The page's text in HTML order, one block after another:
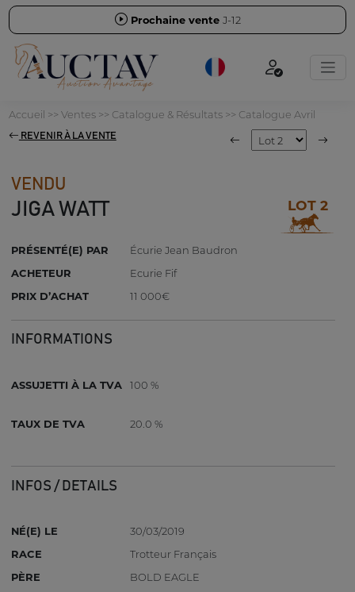
Prochaine vente J-12
Accueil >> Ventes>> Catalogue & Résultats>> Catalogue Avril
REVENIR À LA VENTE
VENDU
JIGA WATT LOT 2
PRÉSENTÉ(E) PAR
Écurie Jean Baudron
ACHETEUR
Ecurie Fif
PRIX D’ACHAT
11 000€
INFORMATIONS
ASSUJETTI À LA TVA 100 %
TAUX DE TVA 20.0 %
INFOS / DETAILS
NÉ(E) LE
30/03/2019
RACE
Trotteur Français
PÈRE
BOLD EAGLE